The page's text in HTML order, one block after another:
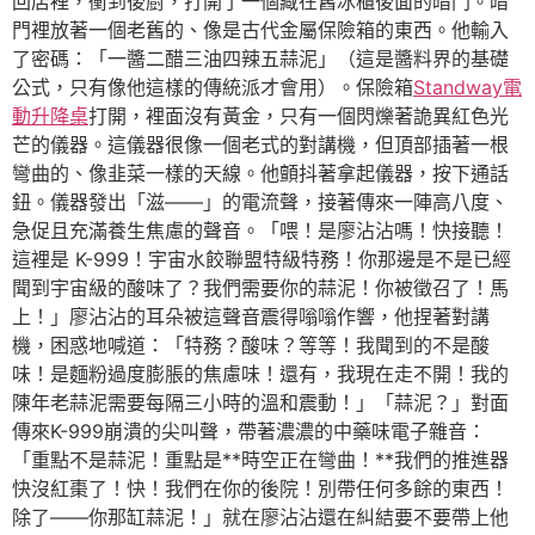
門裡放著一個老舊的、像是古代金屬保險箱的東西。他輸入
了密碼：「一醬二醋三油四辣五蒜泥」（這是醬料界的基礎
公式，只有像他這樣的傳統派才會用）。保險箱Standway電
動升降桌打開，裡面沒有黃金，只有一個閃爍著詭異紅色光
芒的儀器。這儀器很像一個老式的對講機，但頂部插著一根
彎曲的、像韭菜一樣的天線。他顫抖著拿起儀器，按下通話
鈕。儀器發出「滋——」的電流聲，接著傳來一陣高八度、
急促且充滿養生焦慮的聲音。「喂！是廖沾沾嗎！快接聽！
這裡是 K-999！宇宙水餃聯盟特級特務！你那邊是不是已經
聞到宇宙級的酸味了？我們需要你的蒜泥！你被徵召了！馬
上！」廖沾沾的耳朵被這聲音震得嗡嗡作響，他捏著對講
機，困惑地喊道：「特務？酸味？等等！我聞到的不是酸
味！是麵粉過度膨脹的焦慮味！還有，我現在走不開！我的
陳年老蒜泥需要每隔三小時的溫和震動！」「蒜泥？」對面
傳來K-999崩潰的尖叫聲，帶著濃濃的中藥味電子雜音：
「重點不是蒜泥！重點是**時空正在彎曲！**我們的推進器
快沒紅棗了！快！我們在你的後院！別帶任何多餘的東西！
除了——你那缸蒜泥！」就在廖沾沾還在糾結要不要帶上他